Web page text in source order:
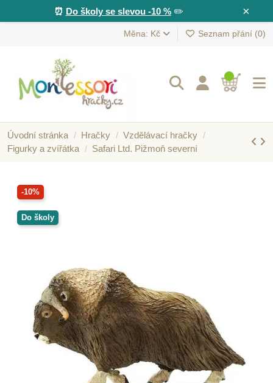
×
⏰ Do školy se slevou -10 %✏️
Měna: Kč Seznam přání (0)
Úvodní stránka Hračky
Vzdělávací hračky
Figurky a zvířátka
Safari Ltd. Pižmoň severní
-10%
Do školy